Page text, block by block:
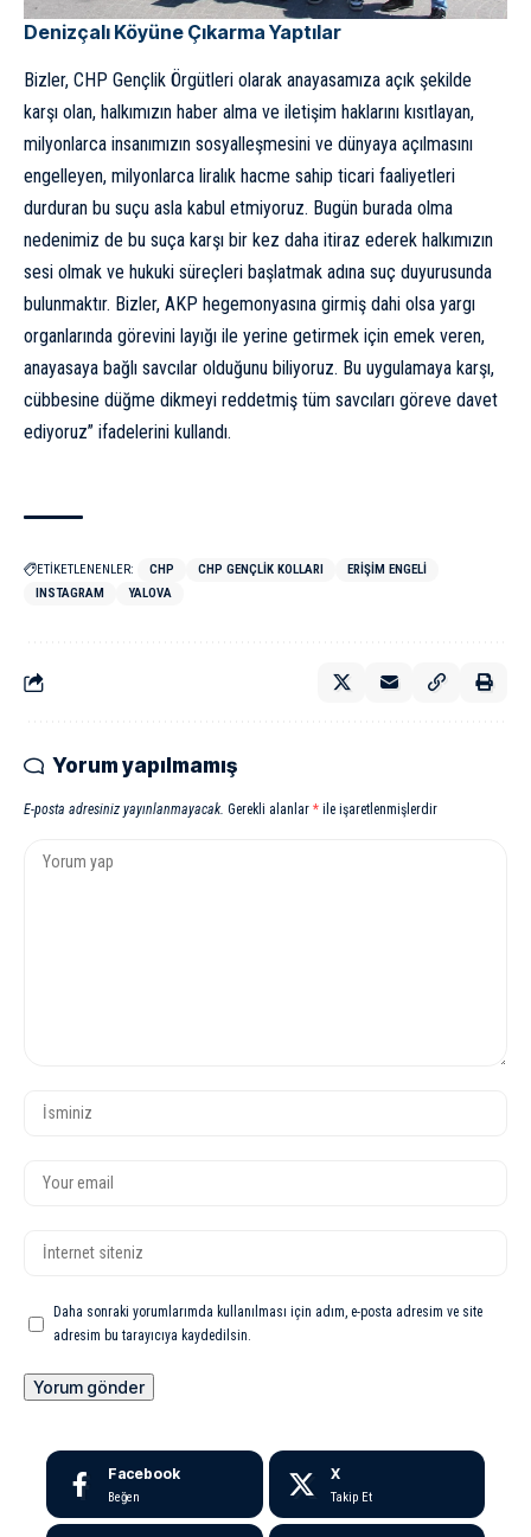
Denizçalı Köyüne Çıkarma Yaptılar
Bizler, CHP Gençlik Örgütleri olarak anayasamıza açık şekilde
karşı olan, halkımızın haber alma ve iletişim haklarını kısıtlayan,
milyonlarca insanımızın sosyalleşmesini ve dünyaya açılmasını
engelleyen, milyonlarca liralık hacme sahip ticari faaliyetleri
durduran bu suçu asla kabul etmiyoruz. Bugün burada olma
nedenimiz de bu suça karşı bir kez daha itiraz ederek halkımızın
sesi olmak ve hukuki süreçleri başlatmak adına suç duyurusunda
bulunmaktır. Bizler, AKP hegemonyasına girmiş dahi olsa yargı
organlarında görevini layığı ile yerine getirmek için emek veren,
anayasaya bağlı savcılar olduğunu biliyoruz. Bu uygulamaya karşı,
cübbesine düğme dikmeyi reddetmiş tüm savcıları göreve davet
ediyoruz” ifadelerini kullandı.
ETİKETLENENLER: CHP CHP GENÇLIK KOLLARI
ERIŞIM ENGELI
INSTAGRAM
YALOVA
Yorum yapılmamış
E-posta adresiniz yayınlanmayacak. Gerekli alanlar * ile işaretlenmişlerdir
Daha sonraki yorumlarımda kullanılması için adım, e-posta adresim ve site
adresim bu tarayıcıya kaydedilsin.
Facebook
Beğen
X
Takip Et